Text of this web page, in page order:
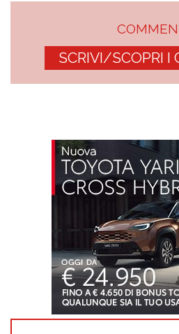
SCRIVI/SCOPRI I